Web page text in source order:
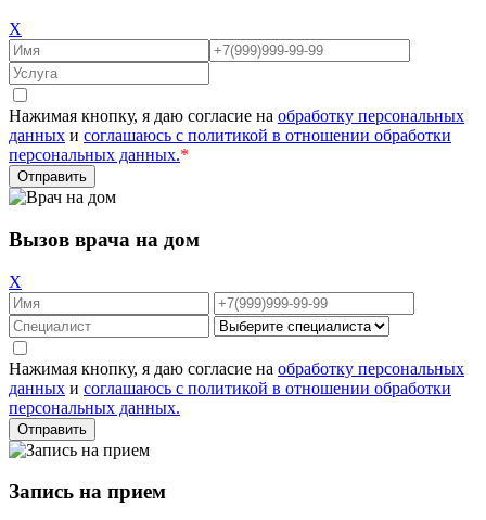
X
Нажимая кнопку, я даю согласие на обработку персональных
данных и соглашаюсь с политикой в отношении обработки
персональных данных.*
Вызов врача на дом
X
Нажимая кнопку, я даю согласие на обработку персональных
данных и соглашаюсь с политикой в отношении обработки
персональных данных.
Запись на прием